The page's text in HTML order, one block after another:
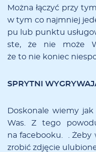
Moż­na łą­czyć przy
w tym co naj­mniej
pu lub punk­tu
ste, że nie mo­że
że to nie ko­niec
SPRYTNI
Do­sko­na­le wie­my
Was. Z te­go
na fa­ce­bo­oku. . Że­by
zro­bić zdję­cie